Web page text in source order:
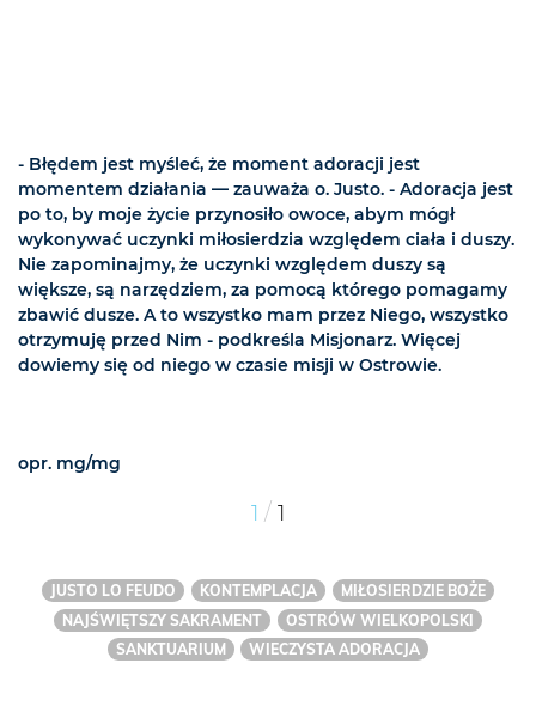
- Błędem jest myśleć, że moment adoracji jest
momentem działania — zauważa o. Justo. - Adoracja jest
po to, by moje życie przynosiło owoce, abym mógł
wykonywać uczynki miłosierdzia względem ciała i duszy.
Nie zapominajmy, że uczynki względem duszy są
większe, są narzędziem, za pomocą którego pomagamy
zbawić dusze. A to wszystko mam przez Niego, wszystko
otrzymuję przed Nim - podkreśla Misjonarz. Więcej
dowiemy się od niego w czasie misji w Ostrowie.
opr. mg/mg
1 / 1
JUSTO LO FEUDO KONTEMPLACJA
MIŁOSIERDZIE BOŻE
NAJŚWIĘTSZY SAKRAMENT
OSTRÓW WIELKOPOLSKI
SANKTUARIUM
WIECZYSTA ADORACJA